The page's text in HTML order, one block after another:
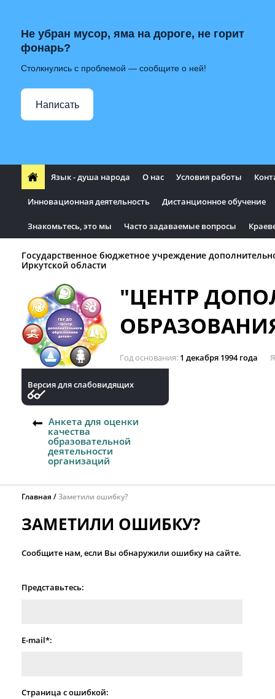
Не убран мусор, яма на дороге, не горит
фонарь?
Столкнулись с проблемой — сообщите о ней!
Написать
Язык - душа народа О нас Условия работы
Инновационная деятельность Дистанционное обучение
Знакомьтесь, это мы Часто задаваемые вопросы
Государственное бюджетное учреждение
Иркутской области
"ЦЕНТР
Год основания 1 декабря 1994 года
Версия для слабовидящих
Анкета для оценки
качества
образовательной
деятельности
организаций
Главная Заметили ошибку?
ЗАМЕТИЛИ ОШИБКУ?
Сообщите нам, если Вы обнаружили ошибку на сайте.
Представьтесь:
E-mail*:
Страница с ошибкой: